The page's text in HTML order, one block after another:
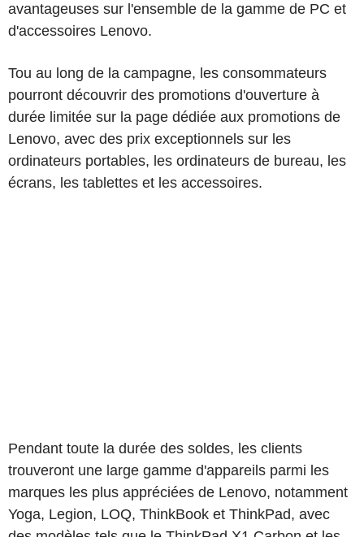
avantageuses sur l'ensemble de la gamme de PC et
d'accessoires Lenovo.
Tou au long de la campagne, les consommateurs
pourront découvrir des promotions d'ouverture à
durée limitée sur la page dédiée aux promotions de
Lenovo, avec des prix exceptionnels sur les
ordinateurs portables, les ordinateurs de bureau, les
écrans, les tablettes et les accessoires.
Pendant toute la durée des soldes, les clients
trouveront une large gamme d'appareils parmi les
marques les plus appréciées de Lenovo, notamment
Yoga, Legion, LOQ, ThinkBook et ThinkPad, avec